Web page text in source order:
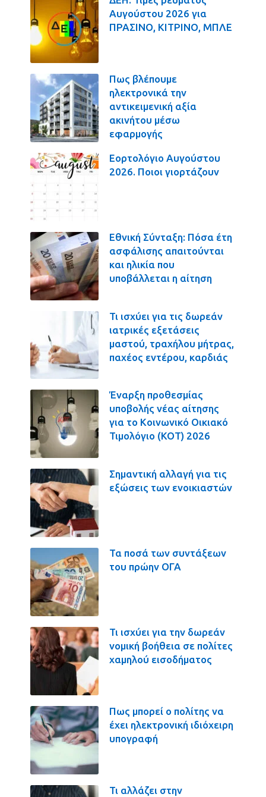
Αυγούστου 2026 για
ΠΡΑΣΙΝΟ, ΚΙΤΡΙΝΟ, ΜΠΛΕ
Πως βλέπουμε
ηλεκτρονικά την
αντικειμενική αξία
ακινήτου μέσω
εφαρμογής
Εορτολόγιο Αυγούστου
2026. Ποιοι γιορτάζουν
Εθνική Σύνταξη: Πόσα έτη
ασφάλισης απαιτούνται
και ηλικία που
υποβάλλεται η αίτηση
Τι ισχύει για τις δωρεάν
ιατρικές εξετάσεις
μαστού, τραχήλου μήτρας,
παχέος εντέρου, καρδιάς
Έναρξη προθεσμίας
υποβολής νέας αίτησης
για το Κοινωνικό Οικιακό
Τιμολόγιο (ΚΟΤ) 2026
Σημαντική αλλαγή για τις
εξώσεις των ενοικιαστών
Τα ποσά των συντάξεων
του πρώην ΟΓΑ
Τι ισχύει για την δωρεάν
νομική βοήθεια σε πολίτες
χαμηλού εισοδήματος
Πως μπορεί ο πολίτης να
έχει ηλεκτρονική ιδιόχειρη
υπογραφή
Τι αλλάζει στην